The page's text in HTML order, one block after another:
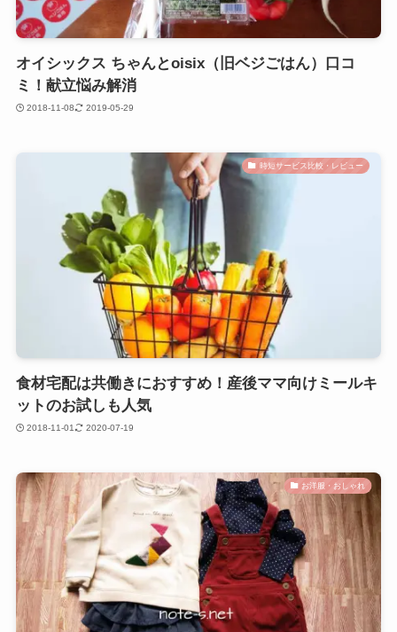
オイシックス ちゃんとoisix（旧ベジごはん）口コ
ミ！献立悩み解消
2018-11-08 2019-05-29
時短サービス比較・レビュー
食材宅配は共働きにおすすめ！産後ママ向けミールキ
ットのお試しも人気
2018-11-01 2020-07-19
お洋服・おしゃれ